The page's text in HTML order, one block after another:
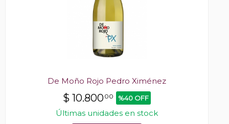
De Moño Rojo Pedro Ximénez
$ 10.80000 %40 OFF
Últimas unidades en stock